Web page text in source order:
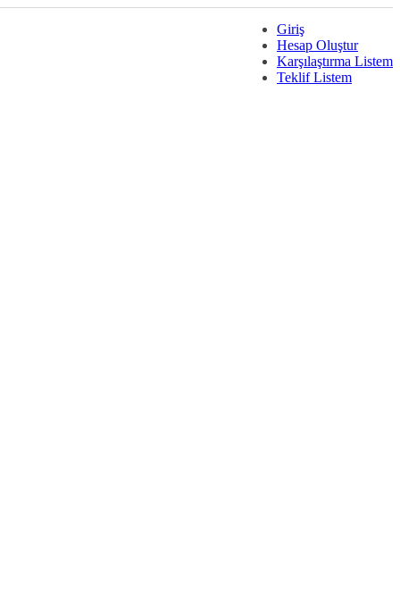
Giriş
Hesap Oluştur
Karşılaştırma Listem
Teklif Listem